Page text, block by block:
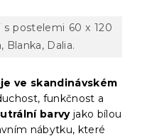
postelemi 60 x 120
Blanka, Dalia.
ve skandinávském
funkčnost a
barvyjako bílou
nábytku, které